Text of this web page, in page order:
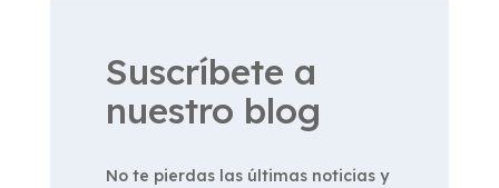
Suscríbete a
nuestro blog
No te pierdas las últimas noticias y